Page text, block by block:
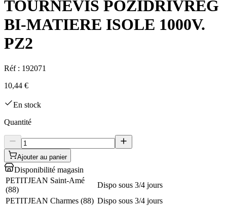
TOURNEVIS POZIDRIVREG
BI-MATIERE ISOLE 1000V.
PZ2
Réf : 192071
10,44 €
En stock
Quantité
Ajouter au panier
Disponibilité magasin
PETITJEAN Saint-Amé
(88)
Dispo sous 3/4 jours
PETITJEAN Charmes (88) Dispo sous 3/4 jours